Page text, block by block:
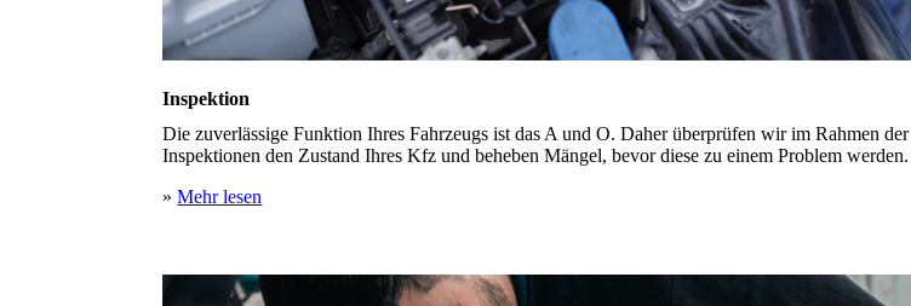
Inspektion
Die zuverlässige Funktion Ihres Fahrzeugs ist das A und O. Daher überprüfen wir im Rahmen der
Inspektionen den Zustand Ihres Kfz und beheben Mängel, bevor diese zu einem Problem werden.
»Mehr lesen